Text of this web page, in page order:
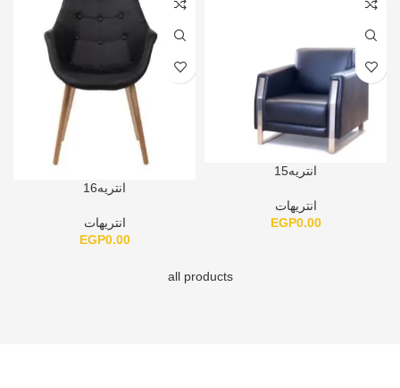
انتريه15
انتريهات
EGP0.00
انتريه16
انتريهات
EGP0.00
all products